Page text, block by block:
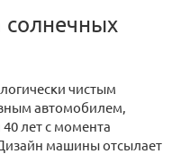
солнечных
чистым
автомобилем,
лет с момента
машины отсылает